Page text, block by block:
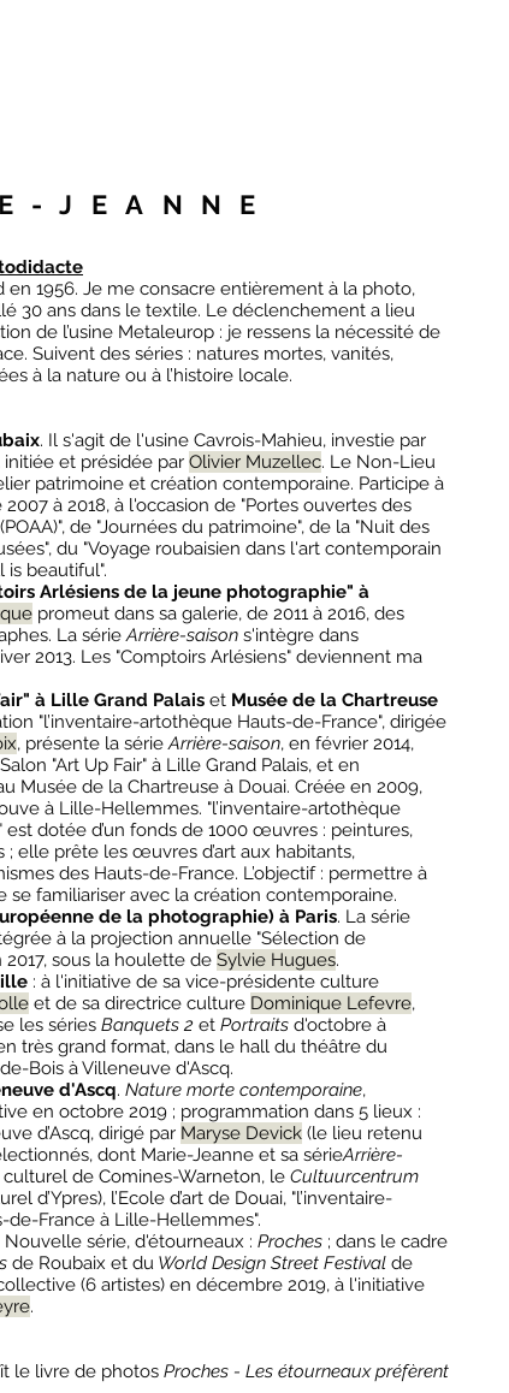
JEANNE
en 1956. Je me consacre entièrement à la photo,
30 ans dans le textile. Le déclenchement a lieu
de l’usine Metaleurop : je ressens la nécessité de
Suivent des séries : natures mortes, vanités,
à la nature ou à l’histoire locale.
. Il s'agit de l'usine Cavrois-Mahieu, investie par
et présidée par Olivier Muzellec. Le Non-Lieu
patrimoine et création contemporaine. Participe à
2007 à 2018, à l'occasion de "Portes ouvertes des
de "Journées du patrimoine", de la "Nuit des
du "Voyage roubaisien dans l'art contemporain
is beautiful".
Arlésiens de la jeune photographie" à
promeut dans sa galerie, de 2011 à 2016, des
La sérieArrière-saison s'intègre dans
2013. Les "Comptoirs Arlésiens" deviennent ma
à Lille Grand Palais et Musée de la Chartreuse
"l’inventaire-artothèque Hauts-de-France", dirigée
, présente la sérieArrière-saison, en février 2014,
"Art Up Fair" à Lille Grand Palais, et en
Musée de la Chartreuse à Douai. Créée en 2009,
à Lille-Hellemmes. "l’inventaire-artothèque
est dotée d’un fonds de 1000 œuvres : peintures,
; elle prête les œuvres d’art aux habitants,
des Hauts-de-France. L’objectif : permettre à
se familiariser avec la création contemporaine.
de la photographie) à Paris. La série
à la projection annuelle "Sélection de
2017, sous la houlette de Sylvie Hugues.
: à l'initiative de sa vice-présidente culture
et de sa directrice culture Dominique Lefevre,
les séries Banquets 2 et Portraits d'octobre à
très grand format, dans le hall du théâtre du
Bois à Villeneuve d'Ascq.
d'Ascq. Nature morte contemporaine,
en octobre 2019 ; programmation dans 5 lieux :
d’Ascq, dirigé par Maryse Devick (le lieu retenu
dont Marie-Jeanne et sa sérieArrière-
culturel de Comines-Warneton, le Cultuurcentrum
d’Ypres), l’Ecole d’art de Douai, "l’inventaire-
de-France à Lille-Hellemmes".
Nouvelle série, d'étourneaux : Proches ; dans le cadre
de Roubaix et du World Design Street Festival de
(6 artistes) en décembre 2019, à l'initiative
.
le livre de photos Proches - Les étourneaux préfèrent